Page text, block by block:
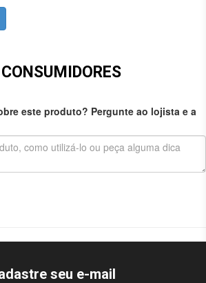
este produto? Pergunte ao lojista e a
seu e-mail